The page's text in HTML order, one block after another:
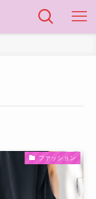
ファッション